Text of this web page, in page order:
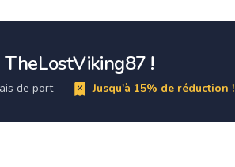
!
de port Jusqu'à 15% de réduction !